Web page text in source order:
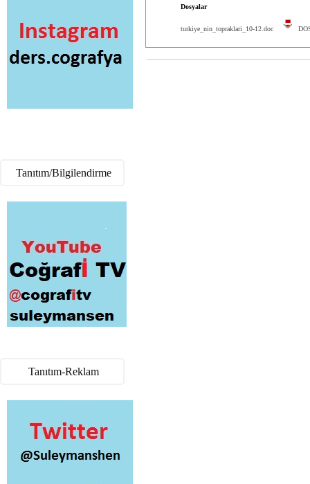
Tanıtım/Bilgilendirme
Tanıtım-Reklam
Dosyalar
turkiye_nin_topraklari_10-12.doc